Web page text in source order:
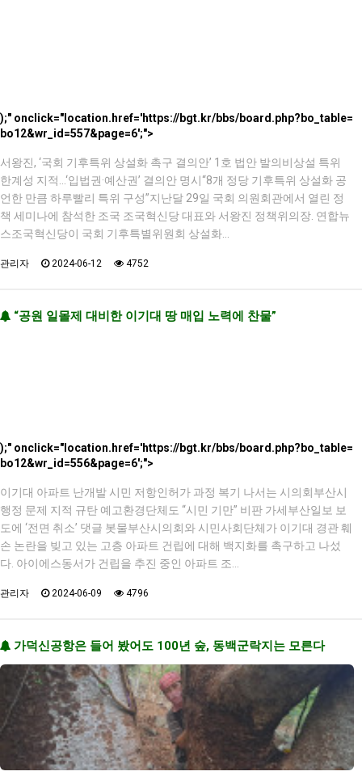
);" onclick="location.href='https://bgt.kr/bbs/board.php?bo_table=
bo12&wr_id=557&page=6';">
서왕진, ‘국회 기후특위 상설화 촉구 결의안’ 1호 법안 발의비상설 특위
한계성 지적…‘입법권·예산권’ 결의안 명시“8개 정당 기후특위 상설화 공
언한 만큼 하루빨리 특위 구성”지난달 29일 국회 의원회관에서 열린 정
책 세미나에 참석한 조국 조국혁신당 대표와 서왕진 정책위의장. 연합뉴
스조국혁신당이 국회 기후특별위원회 상설화…
관리자 2024-06-12 4752
“공원 일몰제 대비한 이기대 땅 매입 노력에 찬물”
);" onclick="location.href='https://bgt.kr/bbs/board.php?bo_table=
bo12&wr_id=556&page=6';">
이기대 아파트 난개발 시민 저항인허가 과정 복기 나서는 시의회부산시
행정 문제 지적 규탄 예고환경단체도 “시민 기만” 비판 가세부산일보 보
도에 ‘전면 취소’ 댓글 봇물부산시의회와 시민사회단체가 이기대 경관 훼
손 논란을 빚고 있는 고층 아파트 건립에 대해 백지화를 촉구하고 나섰
다. 아이에스동서가 건립을 추진 중인 아파트 조…
관리자 2024-06-09 4796
가덕신공항은 들어 봤어도 100년 숲, 동백군락지는 모른다